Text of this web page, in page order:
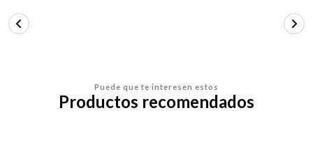
Puede que te interesen estos
Productos recomendados